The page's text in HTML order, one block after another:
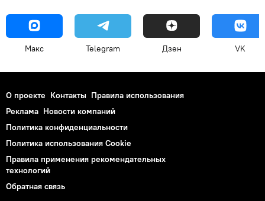
Макс Telegram Дзен VK
О проекте Контакты Правила использования
Реклама Новости компаний
Политика конфиденциальности
Политика использования Cookie
Правила применения рекомендательных
технологий
Обратная связь